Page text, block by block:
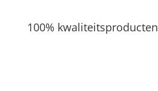
100% kwaliteitsproducten